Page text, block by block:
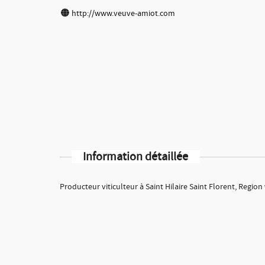
http://www.veuve-amiot.com
Information détaillée
Producteur viticulteur à Saint Hilaire Saint Florent, Region